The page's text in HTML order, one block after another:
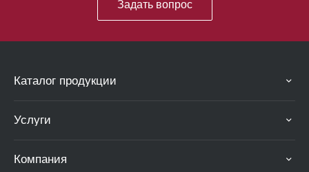
Задать вопрос
Каталог продукции
Услуги
Компания